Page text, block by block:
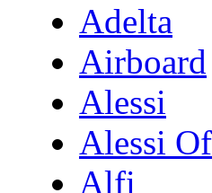
Adelta
Airboard
Alessi
Alessi
Alfi